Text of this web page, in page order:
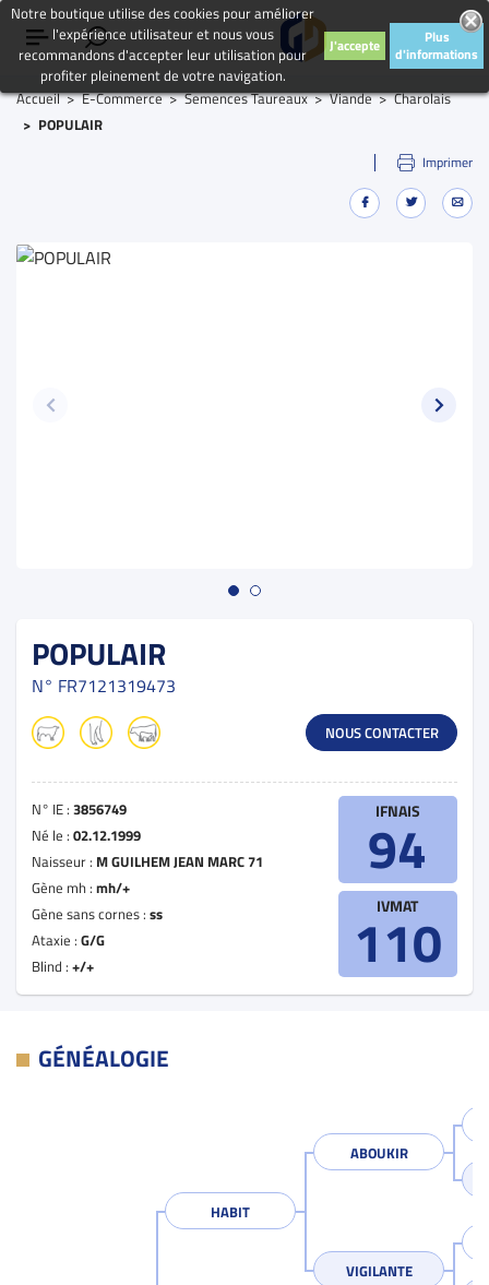
Accueil E-Commerce Semences Taureaux Viande
Charolais
POPULAIR
Imprimer
POPULAIR
N° FR7121319473
NOUS CONTACTER
N° IE : 3856749
Né le : 02.12.1999
Naisseur : M GUILHEM JEAN MARC 71
Gène mh : mh/+
Gène sans cornes : ss
Ataxie : G/G
Blind : +/+
IFNAIS
94
IVMAT
110
GÉNÉALOGIE
HABIT
ABOUKIR
VIGILANTE
Notre boutique utilise des cookies pour améliorer
l'expérience utilisateur et nous vous
recommandons d'accepter leur utilisation pour
profiter pleinement de votre navigation.
J'accepte
Plus
d'informations